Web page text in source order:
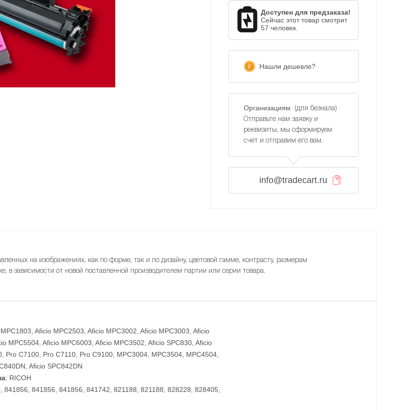
Доступен для предзаказа!
Сейчас этот товар смотрит
57 человек.
Нашли дешевле?
Организациям
(для безнала)
Отправьте нам заявку и
реквизиты, мы сформируем
счет и отправим его вам.
info@tradecart.ru
на изображениях, как по форме, так и по дизайну, цветовой гамме, контрасту, размерам
в зависимости от новой поставленной производителем партии или серии товара.
Aficio MPC2503, Aficio MPC3002, Aficio MPC3003, Aficio
MPC5504, Aficio MPC6003, Aficio MPC3502, Aficio SPC830, Aficio
Pro C7100, Pro C7110, Pro C9100, MPC3004, MPC3504, MPC4504,
Aficio SPС842DN
RICOH
841856, 841856, 841856, 841742, 821188, 821188, 828228, 828405,